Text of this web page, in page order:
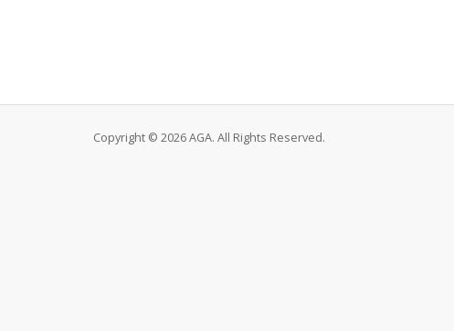
Copyright © 2026 AGA. All Rights Reserved.